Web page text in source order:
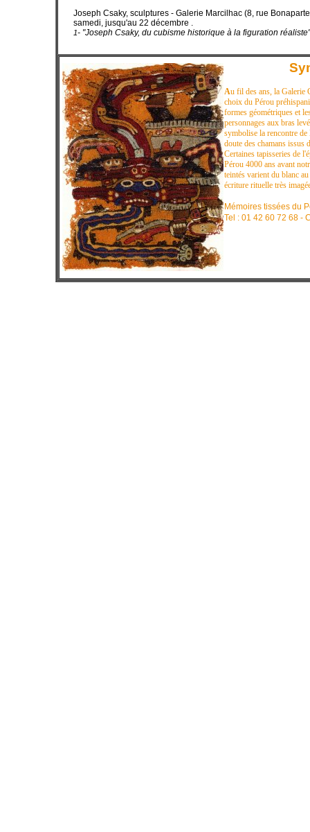
Joseph Csaky, sculptures - Galerie Marcilhac (8, rue
samedi, jusqu'au 22 décembre .
1- "Joseph Csaky, du cubisme historique à la figuration
Au fil des ans, la Galerie
choix du Pérou
formes géométriques et
personnages aux bras
symbolise la rencontre de
doute des chamans issus
Certaines tapisseries de
Pérou 4000 ans avant
teintés varient du blanc
écriture rituelle très
Mémoires tissées du
Tel : 01 42 60 72 68 -